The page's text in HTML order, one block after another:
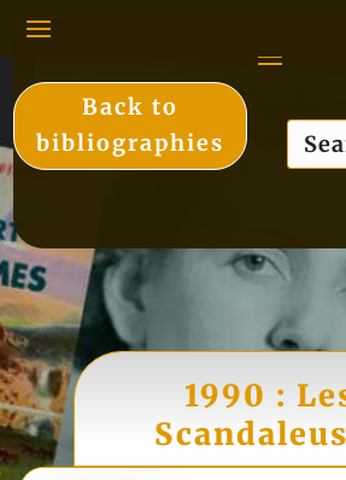
Back to
bibliographies
1990 :